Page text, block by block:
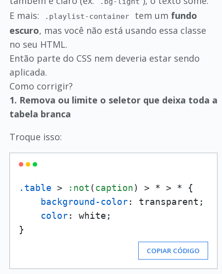
E mais:
.playlist-container tem um fundo
escuro, mas você não está usando essa classe
no seu HTML.
Então parte do CSS nem deveria estar sendo
aplicada.
Como corrigir?
1. Remova ou limite o seletor que deixa toda a
tabela branca
Troque isso:
.table > :not (caption) > * > * {
background-color: transparent;
color: white;
COPIAR CÓDIGO